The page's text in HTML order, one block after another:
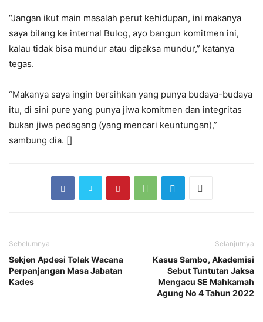
“Jangan ikut main masalah perut kehidupan, ini makanya
saya bilang ke internal Bulog, ayo bangun komitmen ini,
kalau tidak bisa mundur atau dipaksa mundur,” katanya
tegas.
“Makanya saya ingin bersihkan yang punya budaya-budaya
itu, di sini pure yang punya jiwa komitmen dan integritas
bukan jiwa pedagang (yang mencari keuntungan),”
sambung dia. []
Sebelumnya
Sekjen Apdesi Tolak Wacana
Perpanjangan Masa Jabatan
Kades
Selanjutnya
Kasus Sambo, Akademisi
Sebut Tuntutan Jaksa
Mengacu SE Mahkamah
Agung No 4 Tahun 2022